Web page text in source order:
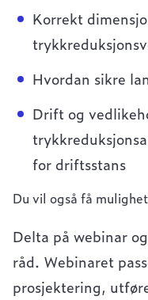
Korrekt
Hvordan sikre
Drift og
for driftsstans
Du vil også få
Delta på webinar
råd. Webinaret
prosjektering,